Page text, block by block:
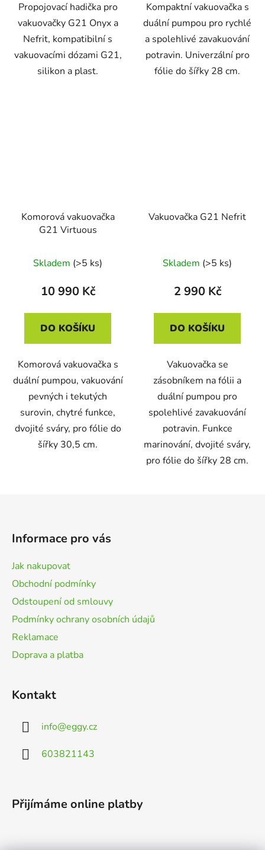
Propojovací hadička pro
vakuovačky G21 Onyx a
Nefrit, kompatibilní s
vakuovacími dózami G21,
silikon a plast.
Kompaktní vakuovačka s
duální pumpou pro rychlé
a spolehlivé zavakuování
potravin. Univerzální pro
fólie do šířky 28 cm.
Komorová vakuovačka
G21 Virtuous
Skladem (>5 ks)
10 990 Kč
DO KOŠÍKU
Komorová vakuovačka s
duální pumpou, vakuování
pevných i tekutých
surovin, chytré funkce,
dvojité sváry, pro fólie do
šířky 30,5 cm.
Vakuovačka G21 Nefrit
Skladem (>5 ks)
2 990 Kč
DO KOŠÍKU
Vakuovačka se
zásobníkem na fólii a
duální pumpou pro
spolehlivé zavakuování
potravin. Funkce
marinování, dvojité sváry,
pro fólie do šířky 28 cm.
Informace pro vás
Jak nakupovat
Obchodní podmínky
Odstoupení od smlouvy
Podmínky ochrany osobních údajů
Reklamace
Doprava a platba
Kontakt
info@eggy.cz
603821143
Přijímáme online platby